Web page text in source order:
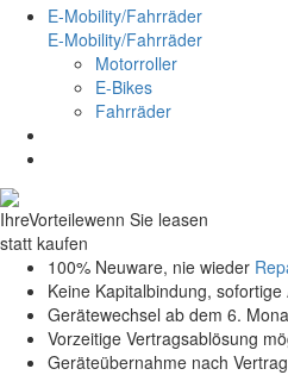
E-Mobility/Fahrräder
E-Mobility/Fahrräder
Motorroller
E-Bikes
Fahrräder
IhreVorteilewenn Sie leasen
statt kaufen
100% Neuware, nie wieder
Keine Kapitalbindung, sofortige
Gerätewechsel ab dem 6.
Vorzeitige Vertragsablösung
Geräteübernahme nach